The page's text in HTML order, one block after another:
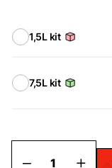
1,5L kit
7,5L kit
Express